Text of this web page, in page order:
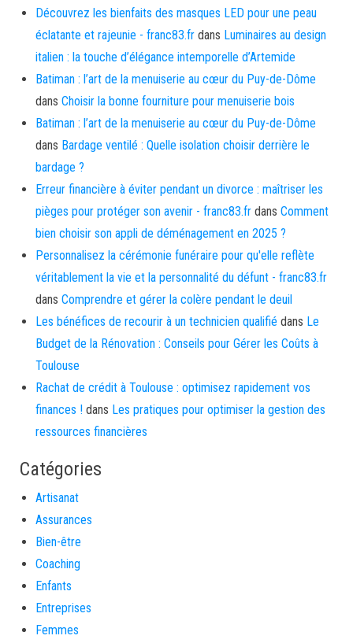
Découvrez les bienfaits des masques LED pour une peau
éclatante et rajeunie - franc83.fr dans Luminaires au design
italien : la touche d’élégance intemporelle d’Artemide
Batiman : l’art de la menuiserie au cœur du Puy-de-Dôme
dans Choisir la bonne fourniture pour menuiserie bois
Batiman : l’art de la menuiserie au cœur du Puy-de-Dôme
dans Bardage ventilé : Quelle isolation choisir derrière le
bardage ?
Erreur financière à éviter pendant un divorce : maîtriser les
pièges pour protéger son avenir - franc83.fr dans Comment
bien choisir son appli de déménagement en 2025 ?
Personnalisez la cérémonie funéraire pour qu'elle reflète
véritablement la vie et la personnalité du défunt - franc83.fr
dans Comprendre et gérer la colère pendant le deuil
Les bénéfices de recourir à un technicien qualifié dans Le
Budget de la Rénovation : Conseils pour Gérer les Coûts à
Toulouse
Rachat de crédit à Toulouse : optimisez rapidement vos
finances ! dans Les pratiques pour optimiser la gestion des
ressources financières
Catégories
Artisanat
Assurances
Bien-être
Coaching
Enfants
Entreprises
Femmes